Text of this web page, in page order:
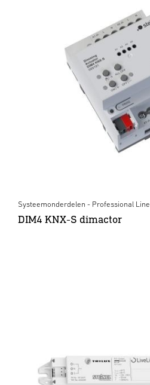
Systeemonderdelen - Professional Line
DIM4 KNX-S dimactor